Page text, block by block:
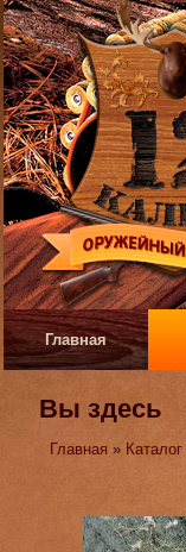
Главная
Вы здесь
Главная » Каталог